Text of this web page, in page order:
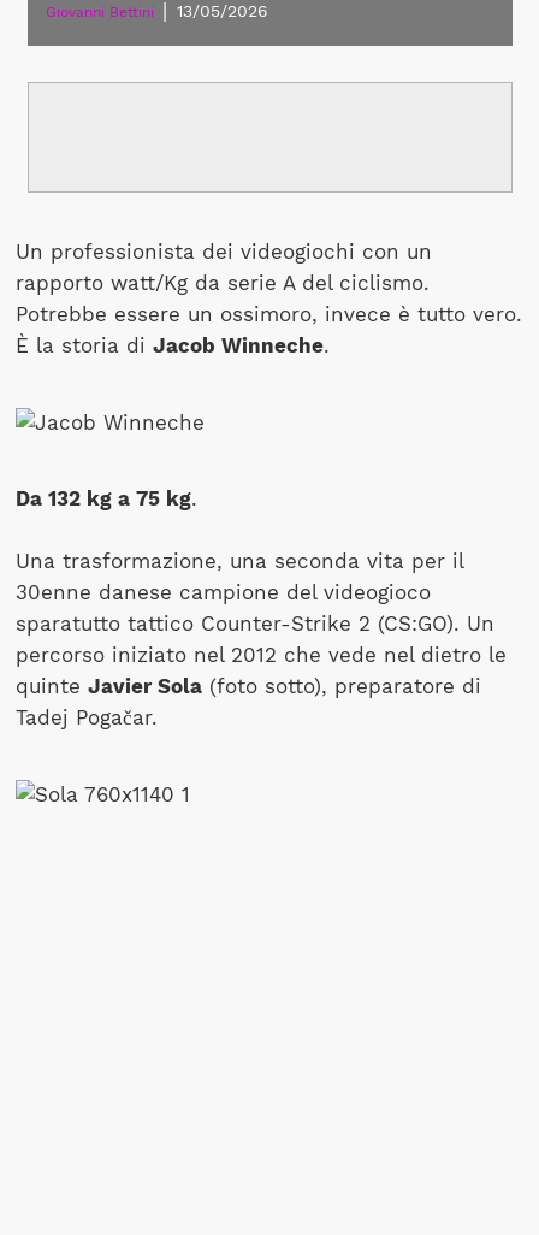
Giovanni Bettini 13/05/2026
Un professionista dei videogiochi con un
rapporto watt/Kg da serie A del ciclismo.
Potrebbe essere un ossimoro, invece è tutto vero.
È la storia di Jacob Winneche.
Da 132 kg a 75 kg.
Una trasformazione, una seconda vita per il
30enne danese campione del videogioco
sparatutto tattico Counter-Strike 2 (CS:GO). Un
percorso iniziato nel 2012 che vede nel dietro le
quinte Javier Sola(foto sotto), preparatore di
Tadej Pogačar.